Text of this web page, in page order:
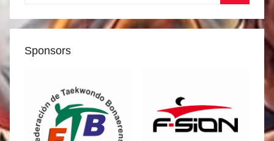
Sponsors